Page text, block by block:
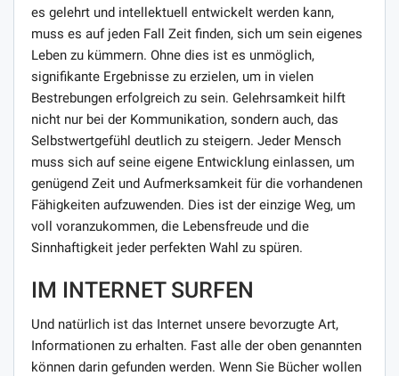
es gelehrt und intellektuell entwickelt werden kann,
muss es auf jeden Fall Zeit finden, sich um sein eigenes
Leben zu kümmern. Ohne dies ist es unmöglich,
signifikante Ergebnisse zu erzielen, um in vielen
Bestrebungen erfolgreich zu sein. Gelehrsamkeit hilft
nicht nur bei der Kommunikation, sondern auch, das
Selbstwertgefühl deutlich zu steigern. Jeder Mensch
muss sich auf seine eigene Entwicklung einlassen, um
genügend Zeit und Aufmerksamkeit für die vorhandenen
Fähigkeiten aufzuwenden. Dies ist der einzige Weg, um
voll voranzukommen, die Lebensfreude und die
Sinnhaftigkeit jeder perfekten Wahl zu spüren.
IM INTERNET SURFEN
Und natürlich ist das Internet unsere bevorzugte Art,
Informationen zu erhalten. Fast alle der oben genannten
können darin gefunden werden. Wenn Sie Bücher wollen